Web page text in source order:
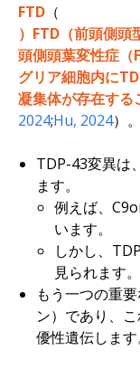
FTD （
）FTD（前頭側頭
頭側頭葉変性症（
グリア細胞内に
凝集体が存在する
2024;Hu, 2024）。
TDP-43変異は
ます。
例えば、
います。
しかし、
見られます。
もう一つの重
ン）であり、
優性遺伝します